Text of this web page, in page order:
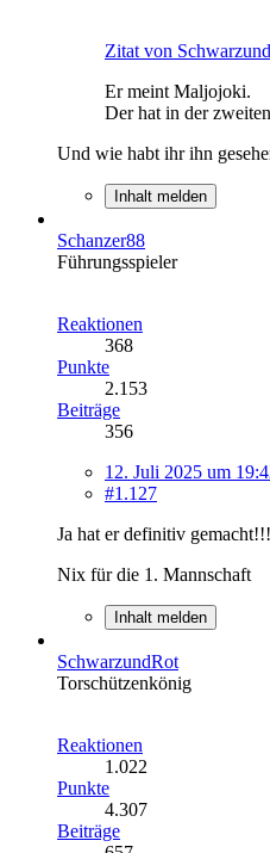
Zitat von
Er meint Maljojoki.
Der hat in der
Und wie habt ihr ihn
Inhalt melden
Schanzer88
Führungsspieler
Reaktionen
368
Punkte
2.153
Beiträge
356
12. Juli 2025 um
#1.127
Ja hat er definitiv
Nix für die 1. Mannschaft
Inhalt melden
SchwarzundRot
Torschützenkönig
Reaktionen
1.022
Punkte
4.307
Beiträge